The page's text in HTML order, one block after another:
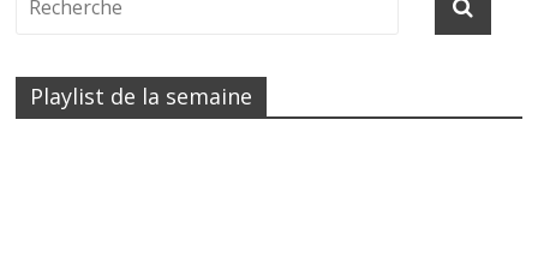
Playlist de la semaine